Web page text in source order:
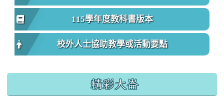
115學年度教科書版本
校外人士協助教學或活動要點
精彩大崙